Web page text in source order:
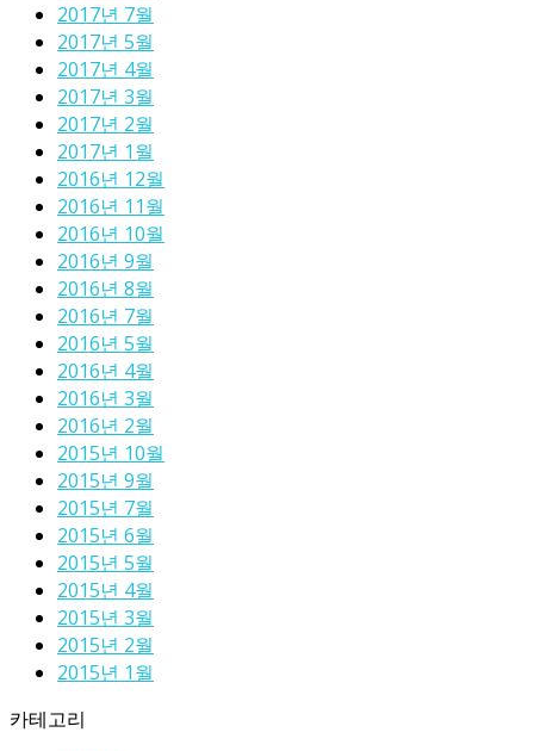
2017년 7월
2017년 5월
2017년 4월
2017년 3월
2017년 2월
2017년 1월
2016년 12월
2016년 11월
2016년 10월
2016년 9월
2016년 8월
2016년 7월
2016년 5월
2016년 4월
2016년 3월
2016년 2월
2015년 10월
2015년 9월
2015년 7월
2015년 6월
2015년 5월
2015년 4월
2015년 3월
2015년 2월
2015년 1월
카테고리